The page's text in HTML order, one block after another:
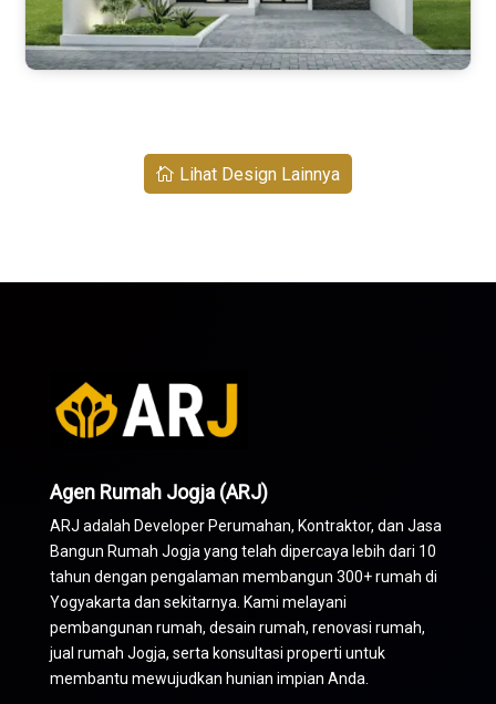
Lihat Design Lainnya
Agen Rumah Jogja (ARJ)
ARJ adalah Developer Perumahan, Kontraktor, dan Jasa
Bangun Rumah Jogja yang telah dipercaya lebih dari 10
tahun dengan pengalaman membangun 300+ rumah di
Yogyakarta dan sekitarnya. Kami melayani
pembangunan rumah, desain rumah, renovasi rumah,
jual rumah Jogja, serta konsultasi properti untuk
membantu mewujudkan hunian impian Anda.